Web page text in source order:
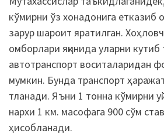
кўмирни ўз хонадонига етказиб
зарур шароит яратилган.
омборлари яқинида уларни кутиб
автотранспорт воситаларидан
мумкин. Бунда транспорт
тланади. Яъни 1 тонна кўмирни
нархи 1 км. масофага 900 сўм
ҳисобланади.